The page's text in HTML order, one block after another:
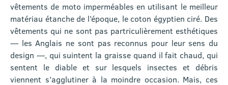
vêtements de moto imperméables en utilisant le meilleur
matériau étanche de l’époque, le coton égyptien ciré. Des
vêtements qui ne sont pas partriculièrement esthétiques
— les Anglais ne sont pas reconnus pour leur sens du
design —, qui suintent la graisse quand il fait chaud, qui
sentent le diable et sur lesquels insectes et débris
viennent s’agglutiner à la moindre occasion. Mais, ces